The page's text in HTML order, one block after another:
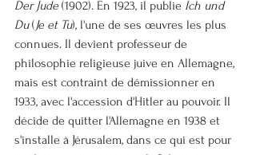
Der Jude (1902). En 1923, il publie Ich und
Du (Je et Tu), l'une de ses œuvres les plus
connues. Il devient professeur de
philosophie religieuse juive en Allemagne,
mais est contraint de démissionner en
1933, avec l'accession d'Hitler au pouvoir. Il
décide de quitter l'Allemagne en 1938 et
s'installe à Jérusalem, dans ce qui est pour